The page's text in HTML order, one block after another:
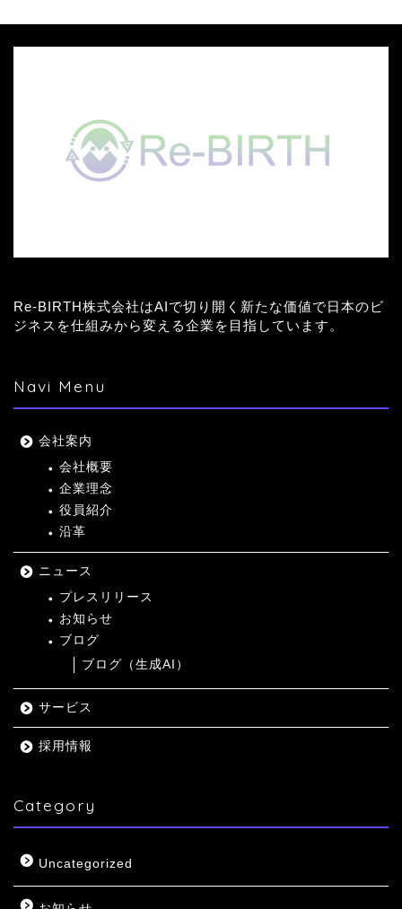
Re-BIRTH株式会社はAIで切り開く新たな価値で日本のビ
ジネスを仕組みから変える企業を目指しています。
Navi Menu
会社案内
会社概要
企業理念
役員紹介
沿革
ニュース
プレスリリース
お知らせ
ブログ
ブログ（生成AI）
サービス
採用情報
Category
Uncategorized